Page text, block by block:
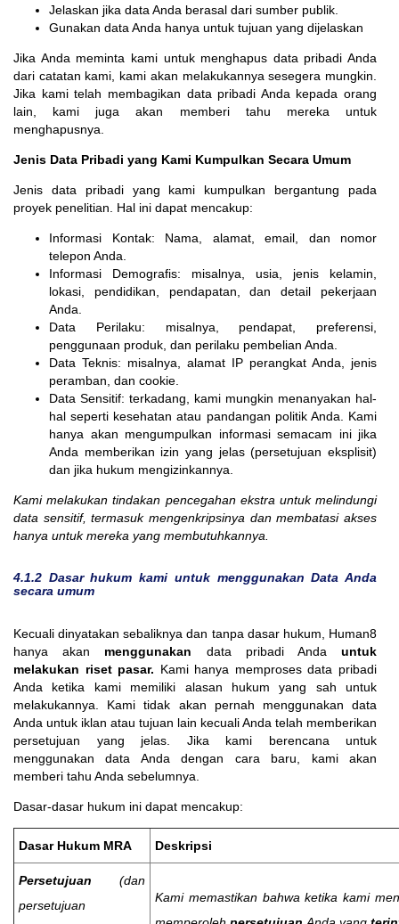
Jelaskan jika data Anda berasal dari sumber publik.
Gunakan data Anda hanya untuk tujuan yang dijelaskan
Jika Anda meminta kami untuk menghapus data pribadi Anda
dari catatan kami, kami akan melakukannya sesegera mungkin.
Jika kami telah membagikan data pribadi Anda kepada orang
lain, kami juga akan memberi tahu mereka untuk
menghapusnya.
Jenis Data Pribadi yang Kami Kumpulkan Secara Umum
Jenis data pribadi yang kami kumpulkan bergantung pada
proyek penelitian. Hal ini dapat mencakup:
Informasi Kontak: Nama, alamat, email, dan nomor
telepon Anda.
Informasi Demografis: misalnya, usia, jenis kelamin,
lokasi, pendidikan, pendapatan, dan detail pekerjaan
Anda.
Data Perilaku: misalnya, pendapat, preferensi,
penggunaan produk, dan perilaku pembelian Anda.
Data Teknis: misalnya, alamat IP perangkat Anda, jenis
peramban, dan cookie.
Data Sensitif: terkadang, kami mungkin menanyakan hal-
hal seperti kesehatan atau pandangan politik Anda. Kami
hanya akan mengumpulkan informasi semacam ini jika
Anda memberikan izin yang jelas (persetujuan eksplisit)
dan jika hukum mengizinkannya.
Kami melakukan tindakan pencegahan ekstra untuk melindungi
data sensitif, termasuk mengenkripsinya dan membatasi akses
hanya untuk mereka yang membutuhkannya.
4.1.2 Dasar hukum kami untuk menggunakan Data Anda
secara umum
Kecuali dinyatakan sebaliknya dan tanpa dasar hukum, Human8
hanya akan menggunakan data pribadi Andauntuk
melakukan riset pasar. Kami hanya memproses data pribadi
Anda ketika kami memiliki alasan hukum yang sah untuk
melakukannya. Kami tidak akan pernah menggunakan data
Anda untuk iklan atau tujuan lain kecuali Anda telah memberikan
persetujuan yang jelas. Jika kami berencana untuk
menggunakan data Anda dengan cara baru, kami akan
memberi tahu Anda sebelumnya.
Dasar-dasar hukum ini dapat mencakup:
Dasar Hukum MRA Deskripsi
Persetujuan (dan
persetujuan
Kami memastikan bahwa ketika kami